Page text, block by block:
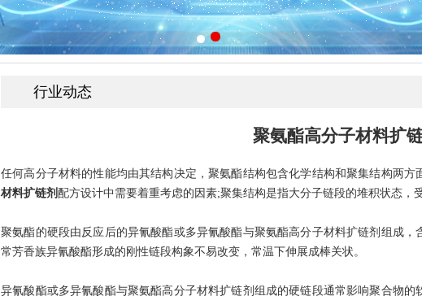
行业动态
聚氨酯高分子材料扩
任何高分子材料的性能均由其结构决定，聚氨酯结构包含化学结构和聚集结构两
材料扩链剂 配方设计中需要着重考虑的因素;聚集结构是指大分子链段的堆积状态，
聚氨酯的硬段由反应后的异氰酸酯或多异氰酸酯与聚氨酯高分子材料扩链剂组成
常芳香族异氰酸酯形成的刚性链段构象不易改变，常温下伸展成棒关状。
异氰酸酯或多异氰酸酯与聚氨酯高分子材料扩链剂组成的硬链段通常影响聚合物